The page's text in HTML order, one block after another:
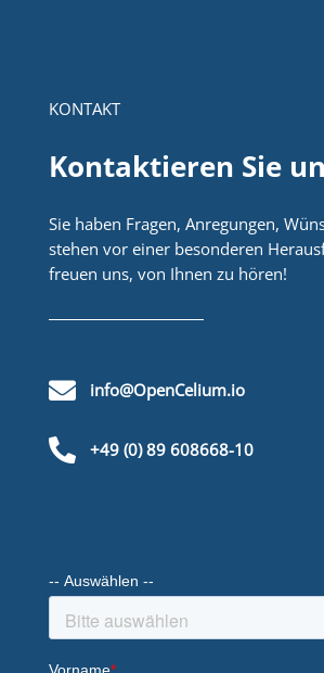
KONTAKT
Kontaktieren Sie
Sie haben Fragen, Anregungen,
stehen vor einer besonderen
freuen uns, von Ihnen zu hören!
 info@OpenCelium.io
 +49 (0) 89 608668-10